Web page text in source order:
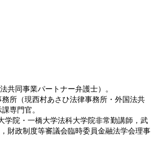
共同事業パートナー弁護士）。
所（現西村あさひ法律事務所・外国法共
専門官。
学院・一橋大学法科大学院非常勤講師，武
財政制度等審議会臨時委員金融法学会理事